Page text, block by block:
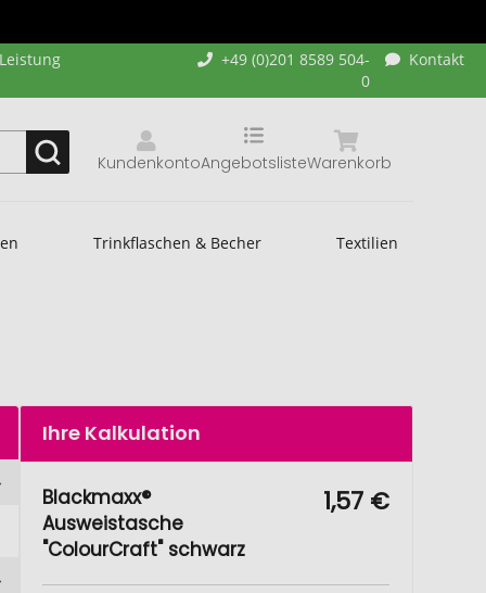
+49 (0)201 8589 504-
0
Kontakt
Kundenkonto Warenkorb
Angebotsliste
Trinkflaschen & Becher Textilien
Ihre Kalkulation
Blackmaxx®
Ausweistasche
"ColourCraft" schwarz
1,57 €